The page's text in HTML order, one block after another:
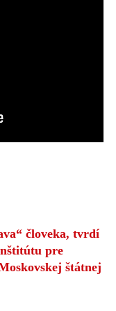
človeka, tvrdí
pre
štátnej